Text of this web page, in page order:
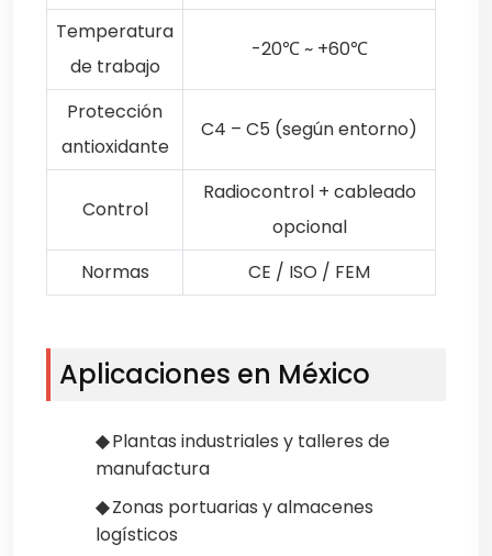
Temperatura
de trabajo
-20℃ ~ +60℃
Protección
antioxidante
C4 – C5 (según entorno)
Control
Radiocontrol + cableado
opcional
Normas
CE / ISO / FEM
Aplicaciones en México
◆Plantas industriales y talleres de
manufactura
◆Zonas portuarias y almacenes
logísticos